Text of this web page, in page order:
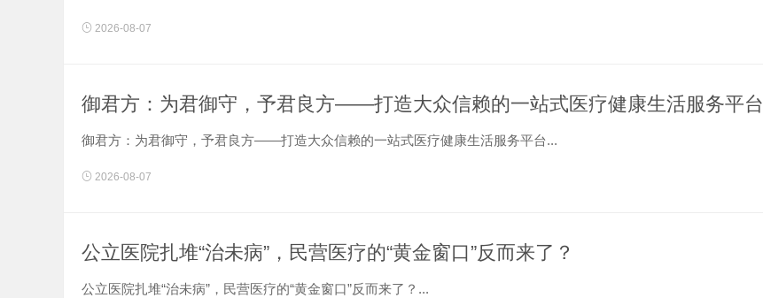
2026-08-07
御君方：为君御守，予君良方——打造大众信赖的一站式医疗健康生活服务平台
御君方：为君御守，予君良方——打造大众信赖的一站式医疗健康生活服务平台...
2026-08-07
公立医院扎堆“治未病”，民营医疗的“黄金窗口”反而来了？
公立医院扎堆“治未病”，民营医疗的“黄金窗口”反而来了？...